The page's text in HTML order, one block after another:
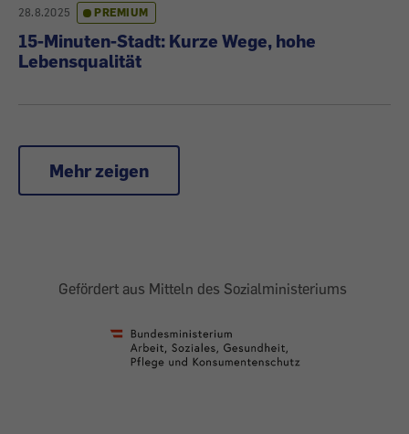
28.8.2025 PREMIUM
15-Minuten-Stadt: Kurze Wege, hohe
Lebensqualität
Mehr zeigen
Gefördert aus Mitteln des Sozialministeriums